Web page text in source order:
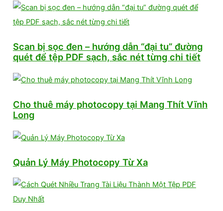
Scan bị sọc đen – hướng dẫn “đại tu” đường
quét để tệp PDF sạch, sắc nét từng chi tiết
Cho thuê máy photocopy tại Mang Thít Vĩnh
Long
Quản Lý Máy Photocopy Từ Xa